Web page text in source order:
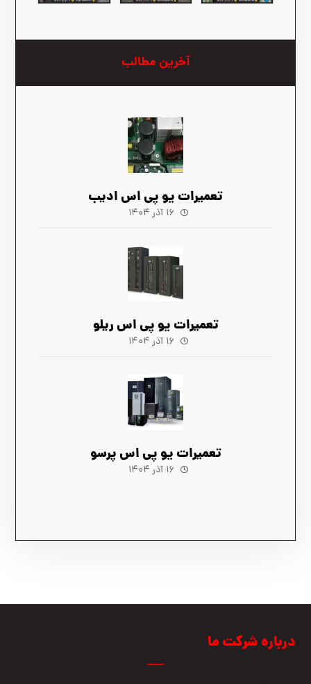
آخرین مطالب
تعمیرات یو پی اس ادیب
۱۶ آذر ۱۴۰۴
تعمیرات یو پی اس ریلو
۱۶ آذر ۱۴۰۴
تعمیرات یو پی اس پرسو
۱۶ آذر ۱۴۰۴
درباره شرکت ما